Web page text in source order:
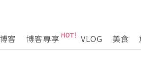
客 博客專享 VLOG 美食